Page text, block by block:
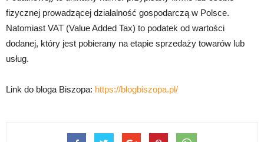
fizycznej prowadzącej działalność gospodarczą w Polsce.
Natomiast VAT (Value Added Tax) to podatek od wartości
dodanej, który jest pobierany na etapie sprzedaży towarów lub
usług.
Link do bloga Biszopa: https://blogbiszopa.pl/